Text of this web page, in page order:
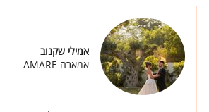
אמילי שקנוב
אמארה AMARE